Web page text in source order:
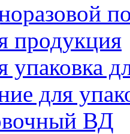
продукция
упаковка
для
ВД